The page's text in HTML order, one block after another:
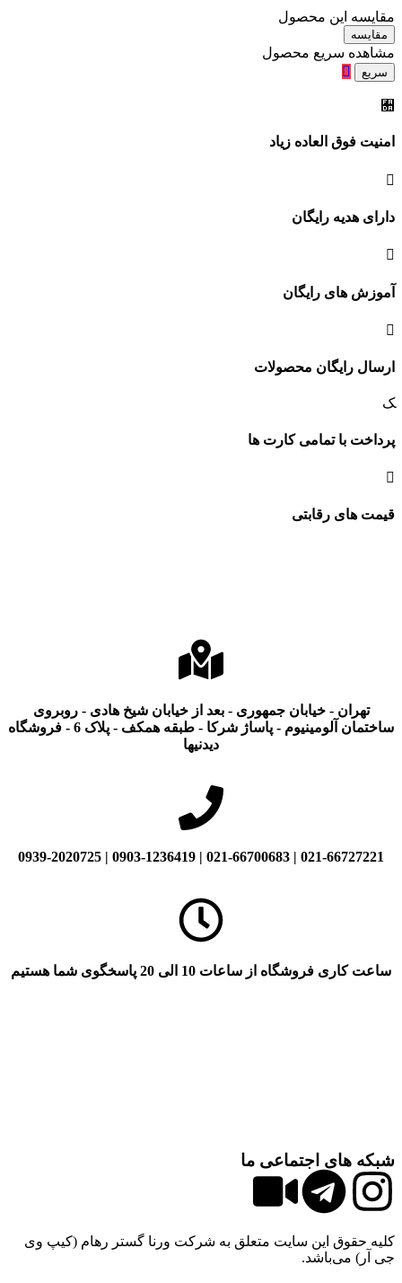
مقایسه این محصول
مقایسه
مشاهده سریع محصول
سریع
امنیت فوق العاده زیاد
دارای هدیه رایگان
آموزش های رایگان
ارسال رایگان محصولات
پرداخت با تمامی کارت ها
قیمت های رقابتی
تهران - خیابان جمهوری - بعد از خیابان شیخ هادی - روبروی
ساختمان آلومینیوم - پاساژ شرکا - طبقه همکف - پلاک 6 - فروشگاه
دیدنیها
021-66727221 | 021-66700683 | 0903-1236419 | 0939-2020725
ساعت کاری فروشگاه از ساعات 10 الی 20 پاسخگوی شما هستیم
شبکه های اجتماعی ما
کلیه حقوق این سایت متعلق به شرکت ورنا گستر رهام (کیپ وی
جی آر) می‌باشد.